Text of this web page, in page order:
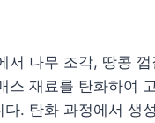
서 나무 조각, 땅콩
스 재료를 탄화하여
. 탄화 과정에서 생